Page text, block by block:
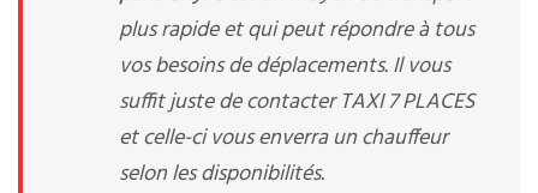
plus rapide et qui peut répondre à tous
vos besoins de déplacements. Il vous
suffit juste de contacter TAXI 7 PLACES
et celle-ci vous enverra un chauffeur
selon les disponibilités.